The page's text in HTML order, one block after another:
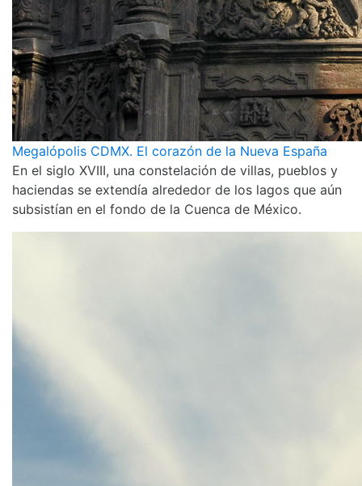
Megalópolis CDMX. El corazón de la Nueva España
En el siglo XVIII, una constelación de villas, pueblos y
haciendas se extendía alrededor de los lagos que aún
subsistían en el fondo de la Cuenca de México.